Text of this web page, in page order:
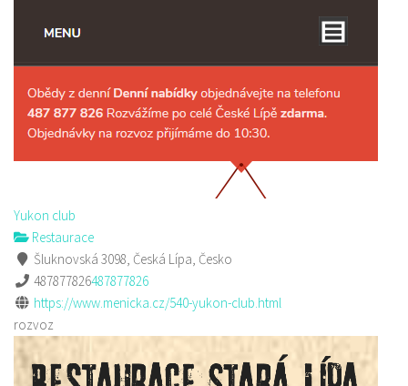
Yukon club
Restaurace
Šluknovská 3098, Česká Lípa, Česko
487877826487877826
https://www.menicka.cz/540-yukon-club.html
rozvoz